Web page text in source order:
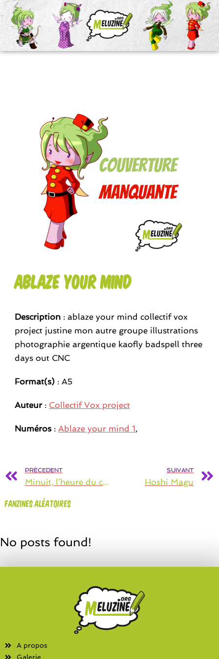
Ablaze your mind
Description : ablaze your mind collectif vox
project justine mon autre groupe illustrations
photographie argentique kaofly badspell three
days out CNC
Format(s) : A5
Auteur: Collectif Vox project
Numéros: Ablaze your mind 1,
PRÉCEDENT
Minuit, l’heure du crime
SUIVANT
Hoshi Magu
Fanzines aléatoires
No posts found!
A propos
Galerie